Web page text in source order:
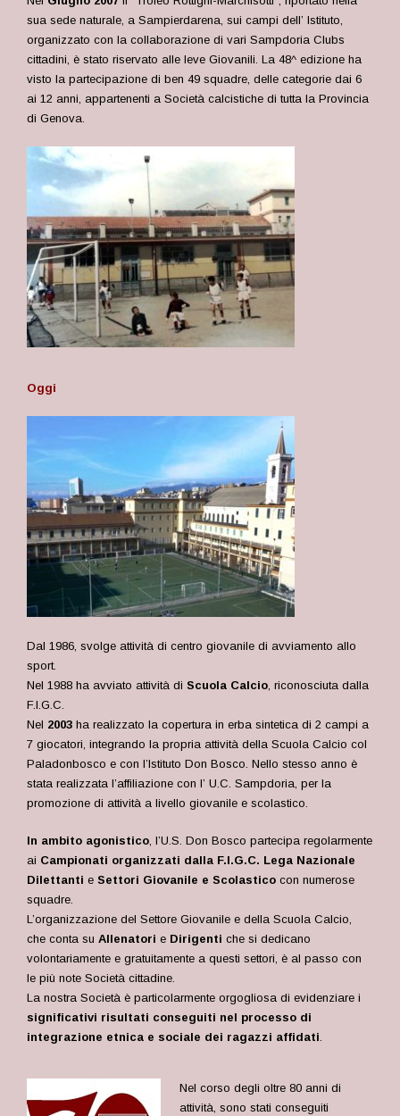
sua sede naturale, a Sampierdarena, sui campi dell’ Istituto,
organizzato con la collaborazione di vari Sampdoria Clubs
cittadini, è stato riservato alle leve Giovanili. La 48^ edizione ha
visto la partecipazione di ben 49 squadre, delle categorie dai 6
ai 12 anni, appartenenti a Società calcistiche di tutta la Provincia
di Genova.
Oggi
Dal 1986, svolge attività di centro giovanile di avviamento allo
sport.
Nel 1988 ha avviato attività di Scuola Calcio, riconosciuta dalla
F.I.G.C.
Nel 2003 ha realizzato la copertura in erba sintetica di 2 campi a
7 giocatori, integrando la propria attività della Scuola Calcio col
Paladonbosco e con l’Istituto Don Bosco. Nello stesso anno è
stata realizzata l’affiliazione con l’ U.C. Sampdoria, per la
promozione di attività a livello giovanile e scolastico.
In ambito agonistico, l’U.S. Don Bosco partecipa regolarmente
ai Campionati organizzati dalla F.I.G.C. Lega Nazionale
Dilettanti e Settori Giovanile e Scolastico con numerose
squadre.
L’organizzazione del Settore Giovanile e della Scuola Calcio,
che conta su Allenatori e Dirigenti che si dedicano
volontariamente e gratuitamente a questi settori, è al passo con
le più note Società cittadine.
La nostra Società è particolarmente orgogliosa di evidenziare i
significativi risultati conseguiti nel processo di
integrazione etnica e sociale dei ragazzi affidati.
Nel corso degli oltre 80 anni di
attività, sono stati conseguiti